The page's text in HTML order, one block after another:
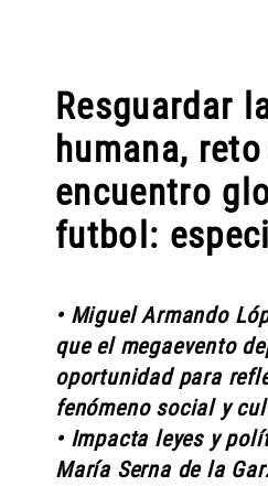
Resguardar
humana, reto
encuentro
futbol:
• Miguel Armando
que el megaevento
oportunidad para
fenómeno social y
• Impacta leyes y
María Serna de la